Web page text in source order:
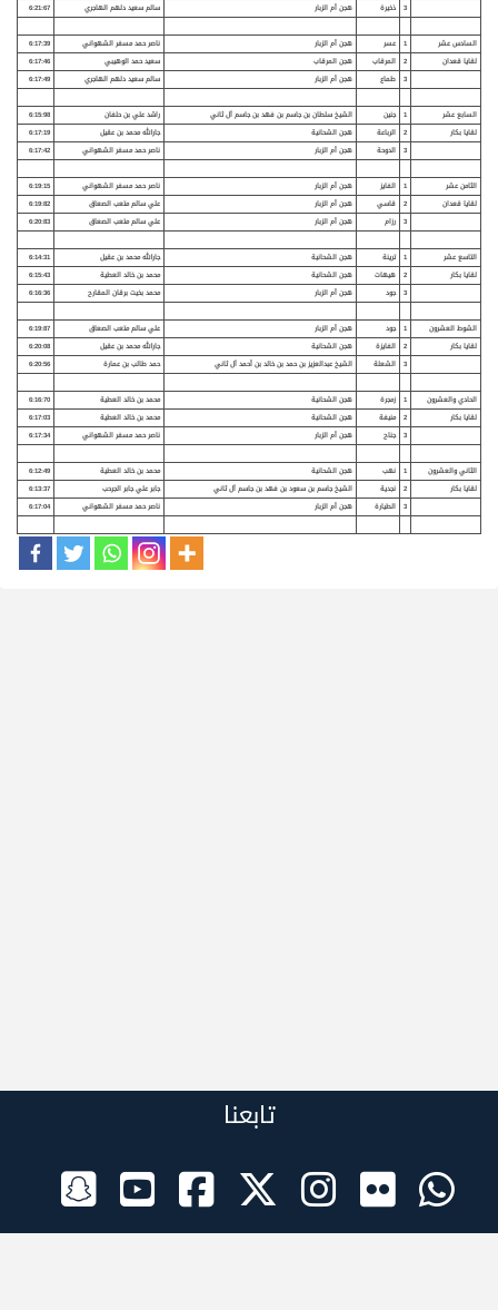
3 ذخيرة هجن أم الزبار سالم سعيد دلهم الهاجري 6:21:67
السادس عشر 1 عسر هجن أم الزبار ناصر حمد مسفر الشهواني
6:17:39
لقايا قعدان
2 المرقاب هجن المرقاب سعيد حمد الوهيبي
6:17:46
3 طماع هجن أم الزبار سالم سعيد دلهم الهاجري 6:17:49
السابع عشر 1 جنين الشيخ سلطان بن جاسم بن فهد بن جاسم آل ثاني راشد علي بن حلفان
6:15:98
لقايا بكار
2 الرباعة هجن الشحانية جارالله محمد بن عقيل
6:17:19
3 الدوحة هجن أم الزبار ناصر حمد مسفر الشهواني 6:17:42
الثامن عشر 1 الفايز هجن أم الزبار ناصر حمد مسفر الشهواني
6:19:15
لقايا قعدان
2 قاسي هجن أم الزبار علي سالم متعب الصعاق
6:19:82
3 رزام هجن أم الزبار علي سالم متعب الصعاق 6:20:83
التاسع عشر 1 ترينة هجن الشحانية جارالله محمد بن عقيل
6:14:31
لقايا بكار
2 هيهات هجن الشحانية محمد بن خالد العطية
6:15:43
3 جود هجن أم الزبار محمد بخيت برقان المقارح 6:16:36
الشوط العشرون 1 جود هجن أم الزبار علي سالم متعب الصعاق
6:19:87
لقايا بكار
2 الفايزة هجن الشحانية جارالله محمد بن عقيل
6:20:08
3 الشعلة الشيخ عبدالعزيز بن حمد بن خالد بن أحمد آل ثاني حمد طالب بن عمارة 6:20:56
الحادي والعشرون 1 زمجرة هجن الشحانية محمد بن خالد العطية
6:16:70
لقايا بكار
2 منيفة هجن الشحانية محمد بن خالد العطية
6:17:03
3 جناح هجن أم الزبار ناصر حمد مسفر الشهواني 6:17:34
الثاني والعشرون 1 نهب هجن الشحانية محمد بن خالد العطية
6:12:49
لقايا بكار
2 نجدية الشيخ جاسم بن سعود بن فهد بن جاسم آل ثاني جابر علي جابر الجرحب
6:13:37
3 الطيارة هجن أم الزبار ناصر حمد مسفر الشهواني 6:17:04
تابعنا